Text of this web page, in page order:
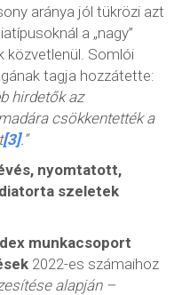
aránya jól tükrözi azt
a „nagy”
közvetlenül. Somlói
tagja hozzátette:
hirdetők az
csökkentették a
[3].”
nyomtatott,
szeletek
dex munkacsoport
2022-es számaihoz
alapján –